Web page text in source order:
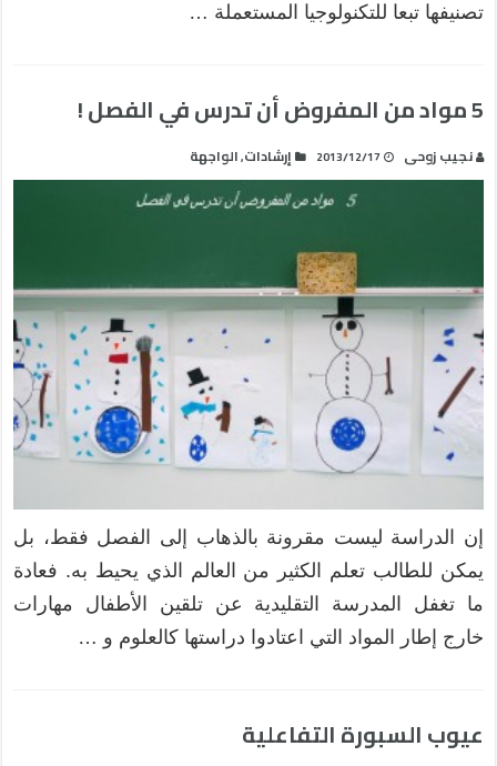
تصنيفها تبعا للتكنولوجيا المستعملة …
5 مواد من المفروض أن تدرس في الفصل !
نجيب زوحى 2013/12/17 إرشادات,الواجهة
إن الدراسة ليست مقرونة بالذهاب إلى الفصل فقط، بل
يمكن للطالب تعلم الكثير من العالم الذي يحيط به. فعادة
ما تغفل المدرسة التقليدية عن تلقين الأطفال مهارات
خارج إطار المواد التي اعتادوا دراستها كالعلوم و …
عيوب السبورة التفاعلية